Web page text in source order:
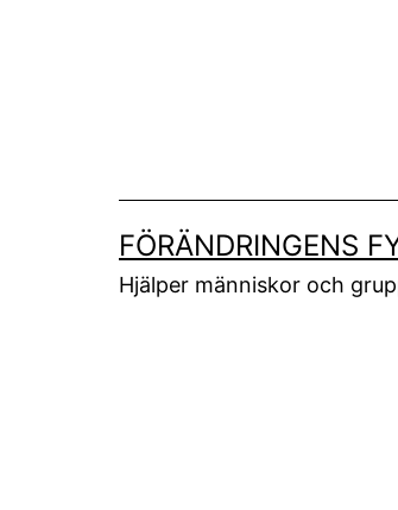
FÖRÄNDRINGENS
Hjälper människor och